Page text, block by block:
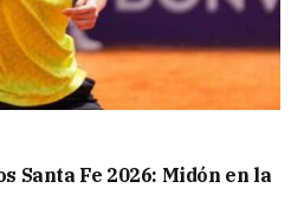
Santa Fe 2026: Midón en la